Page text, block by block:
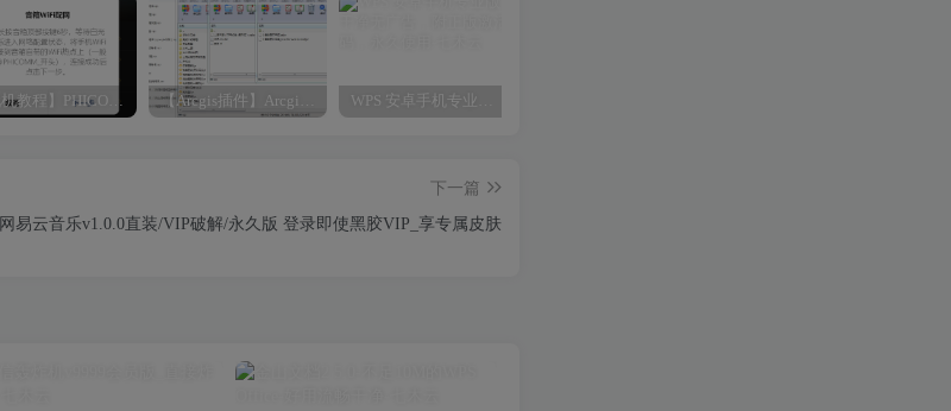
下一篇
网易云音乐v1.0.0直装/VIP破解/永久版 登录即使黑胶VIP_享专属皮肤